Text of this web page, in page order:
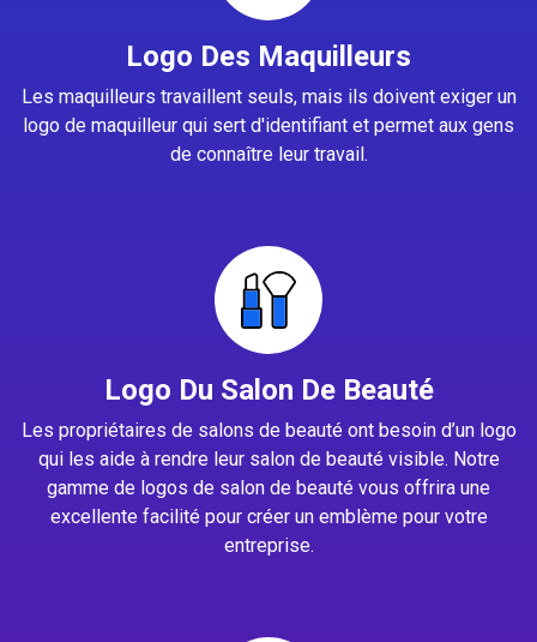
Logo Des Maquilleurs
Les maquilleurs travaillent seuls, mais ils doivent exiger un
logo de maquilleur qui sert d'identifiant et permet aux gens
de connaître leur travail.
Logo Du Salon De Beauté
Les propriétaires de salons de beauté ont besoin d’un logo
qui les aide à rendre leur salon de beauté visible. Notre
gamme de logos de salon de beauté vous offrira une
excellente facilité pour créer un emblème pour votre
entreprise.